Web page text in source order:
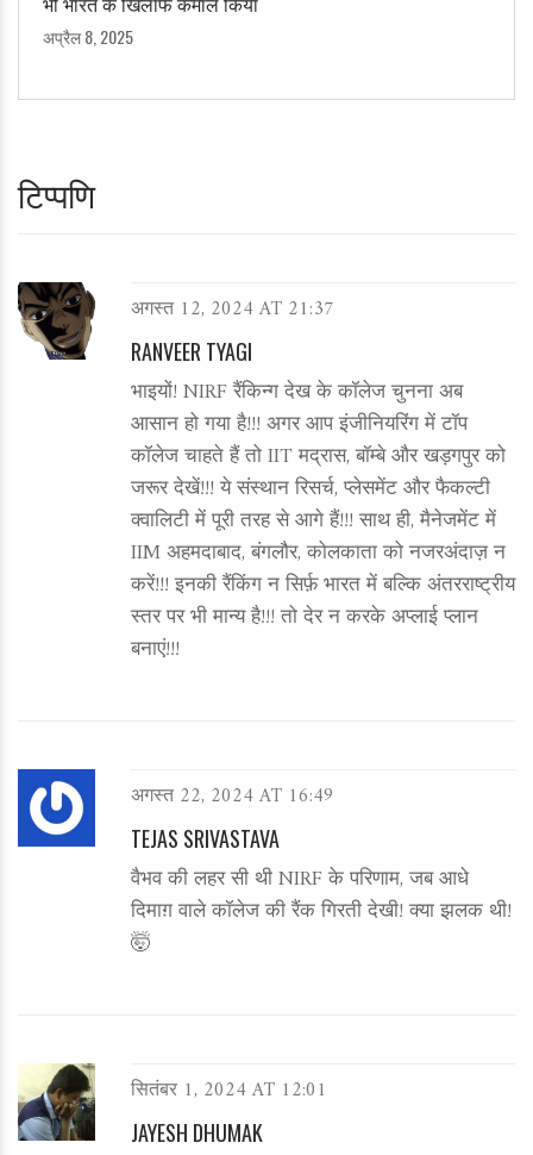
अप्रैल 8, 2025
टिप्पणि
अगस्त 12, 2024 AT 21:37
RANVEER TYAGI
भाइयों! NIRF रैंकिन्ग देख के कॉलेज चुनना अब
आसान हो गया है!!! अगर आप इंजीनियरिंग में टॉप
कॉलेज चाहते हैं तो IIT मद्रास, बॉम्बे और खड़गपुर को
जरूर देखें!!! ये संस्थान रिसर्च, प्लेसमेंट और फैकल्टी
क्वालिटी में पूरी तरह से आगे हैं!!! साथ ही, मैनेजमेंट में
IIM अहमदाबाद, बंगलौर, कोलकाता को नजरअंदाज़ न
करें!!! इनकी रैंकिंग न सिर्फ़ भारत में बल्कि अंतरराष्ट्रीय
स्तर पर भी मान्य है!!! तो देर न करके अप्लाई प्लान
बनाएं!!!
अगस्त 22, 2024 AT 16:49
TEJAS SRIVASTAVA
वैभव की लहर सी थी NIRF के परिणाम, जब आधे
दिमाग़ वाले कॉलेज की रैंक गिरती देखी! क्या झलक थी!
🤯
सितंबर 1, 2024 AT 12:01
JAYESH DHUMAK